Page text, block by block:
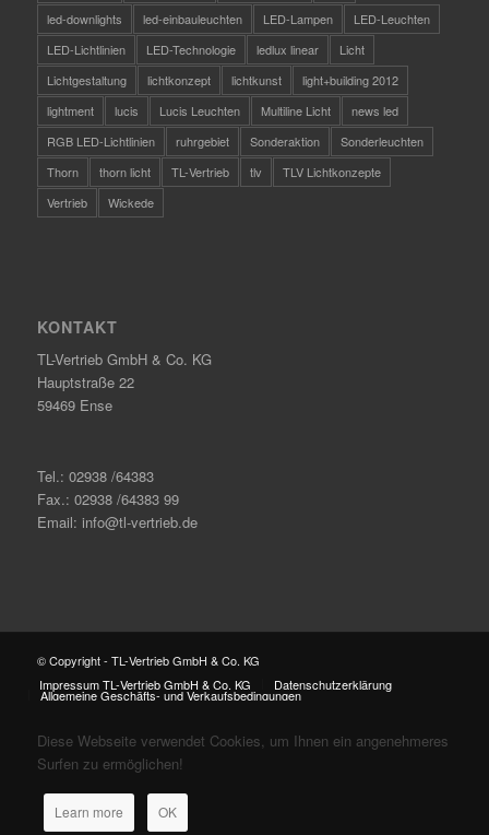
led-downlights
led-einbauleuchten LED-Lampen
LED-Leuchten
LED-Lichtlinien
LED-Technologie ledlux linear
Licht
Lichtgestaltung
lichtkonzept lichtkunst
light+building 2012
lightment
lucis Lucis Leuchten Multiline Licht
news led
RGB LED-Lichtlinien
ruhrgebiet Sonderaktion
Sonderleuchten
Thorn
thorn licht TL-Vertrieb tlv
TLV Lichtkonzepte
Vertrieb
Wickede
KONTAKT
TL-Vertrieb GmbH & Co. KG
Hauptstraße 22
59469 Ense
Tel.: 02938 /64383
Fax.: 02938 /64383 99
Email: info@tl-vertrieb.de
© Copyright - TL-Vertrieb GmbH & Co. KG
Impressum TL-Vertrieb GmbH & Co. KG
Datenschutzerklärung
Allgemeine Geschäfts- und Verkaufsbedingungen
Diese Webseite verwendet Cookies, um Ihnen ein angenehmeres
Surfen zu ermöglichen!
Learn more OK